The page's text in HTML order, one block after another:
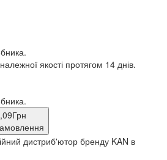
якості протягом 14 днів.
Грн
дистриб'ютор бренду KAN в